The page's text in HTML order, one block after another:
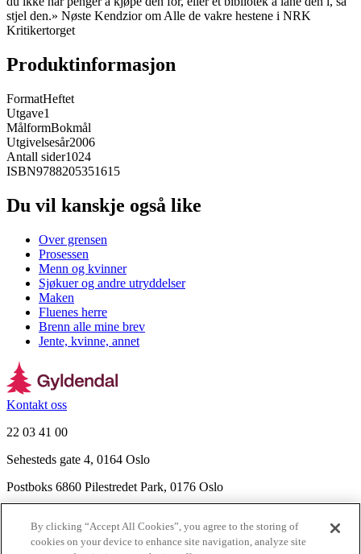
stjel den.» Nøste Kendzior om Alle de vakre hestene i NRK
Kritikertorget
Produktinformasjon
FormatHeftet
Utgave1
MålformBokmål
Utgivelsesår2006
Antall sider1024
ISBN9788205351615
Du vil kanskje også like
Over grensen
Prosessen
Menn og kvinner
Sjøkuer og andre utryddelser
Maken
Fluenes herre
Brenn alle mine brev
Jente, kvinne, annet
Kontakt oss
22 03 41 00
Sehesteds gate 4, 0164 Oslo
Postboks 6860 Pilestredet Park, 0176 Oslo
Nyhetsbrev
By clicking “Accept All Cookies”, you agree to the storing of
cookies on your device to enhance site navigation, analyze site